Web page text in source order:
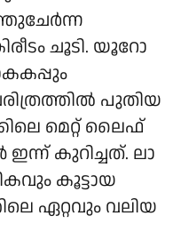
ചൂടി. യൂറോ
പുതിയ
മെറ്റ് ലൈഫ്
കുറിച്ചത്. ലാ
കൂട്ടായ
ഏറ്റവും വലിയ